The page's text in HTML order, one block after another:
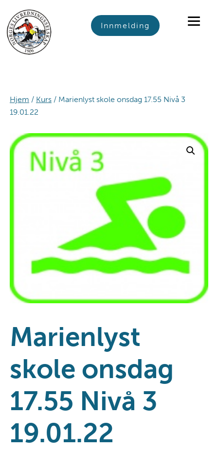
primary
navigation
main
content
footer
Innmelding
Hjem / Kurs / Marienlyst skole onsdag 17.55 Nivå 3
19.01.22
Marienlyst
skole onsdag
17.55 Nivå 3
19.01.22